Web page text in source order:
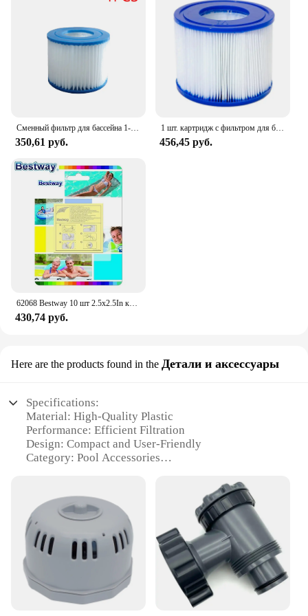
can withstand the rigors of daily use, making it a
reliable choice for both personal and commercial
settings. The filter's performance is consistent,
providing you with a dependable source of clean
homeowner looking to improve your water quality
or a business owner seeking to offer a reliable water
filtration solution to your customers, the Bestway
Сменный фильтр для бассейна 1-10 типа VI, мягкие резиновые наконечники, спа-фильтр, сменный многоразовый фильтр для бассейна Bestway/Flowclear
350,61 руб.
1 шт. картридж с фильтром для бассейна для Bestway VI, совместимый с Lay-Z-Spa Miami, открытый сад, бассейн, водные виды спорта, аксессуары для бассейна
456,45 руб.
62068 Bestway 10 шт 2.5x2.5In клей ремонтный патч для пластикового бассейна, надувная лодка, коврик, диван, кровать 6,5x6,5 см сверхмощный патч
430,74 руб.
Here are the products found in the Детали и аксессуары
Specifications:
Material: High-Quality Plastic
Performance: Efficient Filtration
Design: Compact and User-Friendly
Category: Pool Accessories
Typical Adaptive Scenario: Swimming Pools, Hot
Tubs
Features:
|Wholesale|Vendors|
**Efficient Filtration for Clean Water**
The Bestway Filter is an essential accessory for
maintaining the cleanliness and clarity of your
swimming pool or hot tub. This filter is designed to